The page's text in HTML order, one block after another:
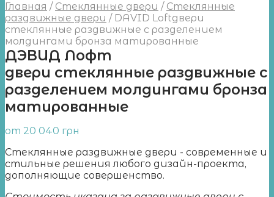
Главная / Стеклянные двери / Стеклянные
раздвижные двери /DAVID Loftдвери
стеклянные раздвижные с разделением
молдингами бронза матированные
ДЭВИД Лофт
двери стеклянные раздвижные с
разделением молдингами бронза
матированные
от 20 040 грн
Стеклянные раздвижные двери - современные и
стильные решения любого дизайн-проекта,
дополняющие совершенство.